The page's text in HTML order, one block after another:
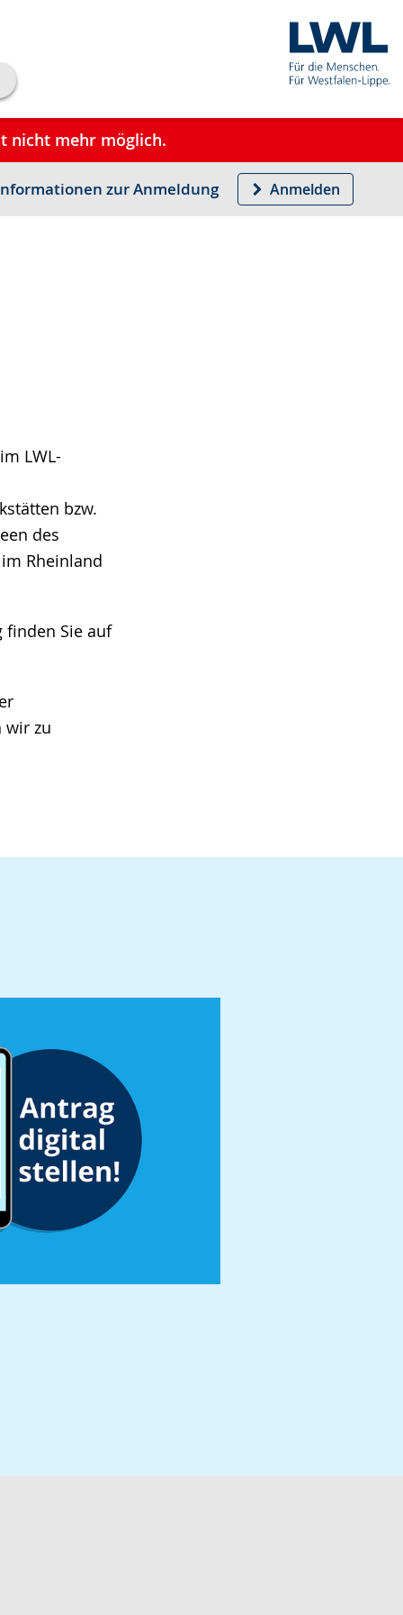
nicht mehr möglich.
zur Anmeldung Anmelden
LWL-
bzw.
des
Rheinland
finden Sie auf
wir zu